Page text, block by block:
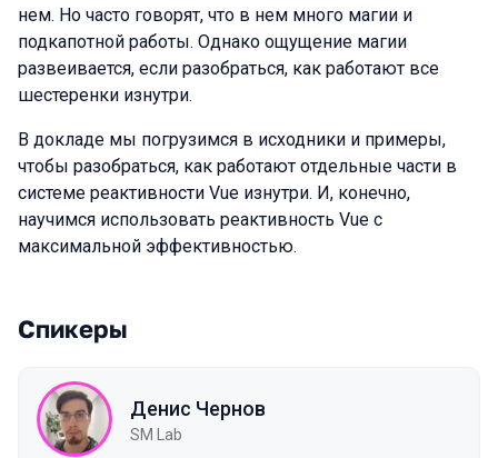
нем. Но часто говорят, что в нем много магии и
подкапотной работы. Однако ощущение магии
развеивается, если разобраться, как работают все
шестеренки изнутри.
В докладе мы погрузимся в исходники и примеры,
чтобы разобраться, как работают отдельные части в
системе реактивности Vue изнутри. И, конечно,
научимся использовать реактивность Vue с
максимальной эффективностью.
Спикеры
Денис Чернов
SM Lab